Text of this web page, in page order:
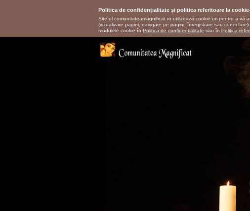
Politica de confidențialitate și politica referitoare la
Site-ul comunitateamagnificat.ro utilizează cookie-uri pentru a vă
(vizualizare pagini, navigare pe pagini, înregistrare sau
modulele cookie în Politica de confidențialitate sau în Politica